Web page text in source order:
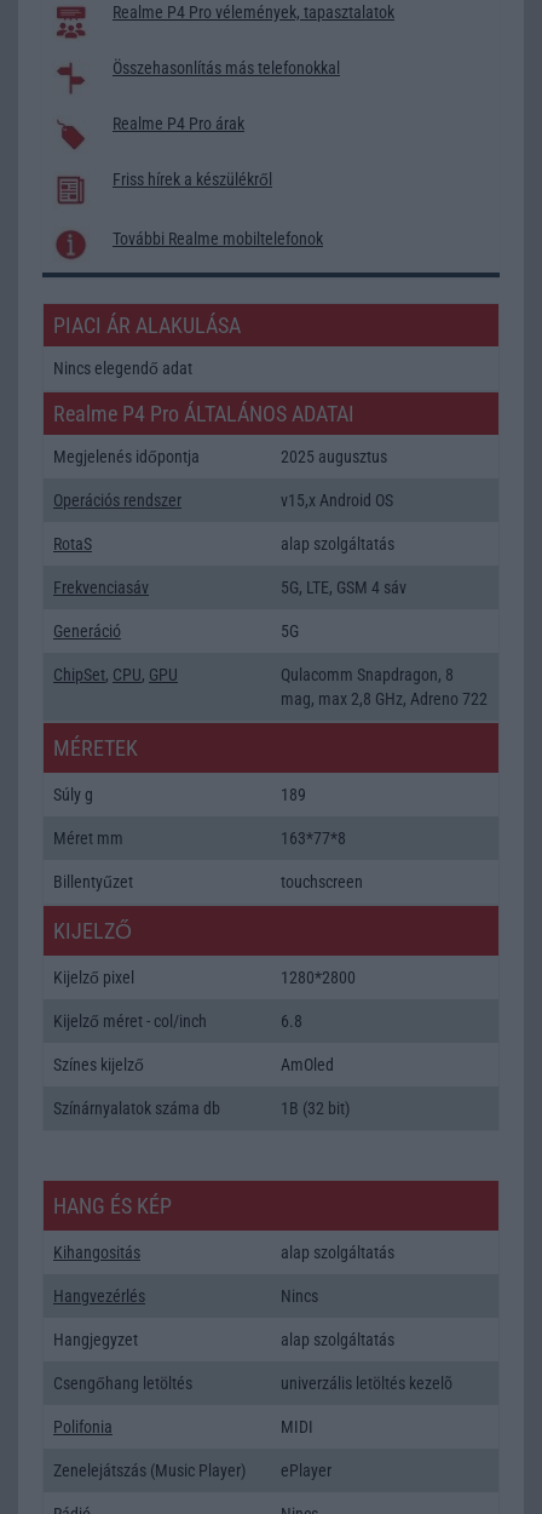
Realme P4 Pro vélemények, tapasztalatok
Összehasonlítás más telefonokkal
Realme P4 Pro árak
Friss hírek a készülékről
További Realme mobiltelefonok
PIACI ÁR ALAKULÁSA
Nincs elegendő adat
Realme P4 Pro ÁLTALÁNOS ADATAI
Megjelenés időpontja 2025 augusztus
Operációs rendszer v15,x Android OS
RotaS alap szolgáltatás
Frekvenciasáv 5G, LTE, GSM 4 sáv
Generáció 5G
ChipSet, CPU, GPU
Qulacomm Snapdragon, 8
mag, max 2,8 GHz, Adreno 722
MÉRETEK
Súly g 189
Méret mm 163*77*8
Billentyűzet touchscreen
KIJELZŐ
Kijelző pixel 1280*2800
Kijelző méret - col/inch 6.8
Színes kijelző AmOled
Színárnyalatok száma db 1B (32 bit)
HANG ÉS KÉP
Kihangositás alap szolgáltatás
Hangvezérlés Nincs
Hangjegyzet alap szolgáltatás
Csengőhang letöltés univerzális letöltés kezelõ
Polifonia MIDI
Zenelejátszás (Music Player) ePlayer